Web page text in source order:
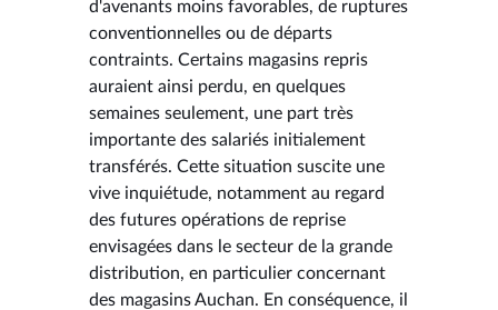
d'avenants moins favorables, de ruptures
conventionnelles ou de départs
contraints. Certains magasins repris
auraient ainsi perdu, en quelques
semaines seulement, une part très
importante des salariés initialement
transférés. Cette situation suscite une
vive inquiétude, notamment au regard
des futures opérations de reprise
envisagées dans le secteur de la grande
distribution, en particulier concernant
des magasins Auchan. En conséquence, il